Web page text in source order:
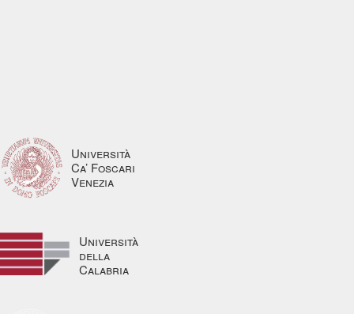
Università
Ca’ Foscari
Venezia
Università
della
Calabria